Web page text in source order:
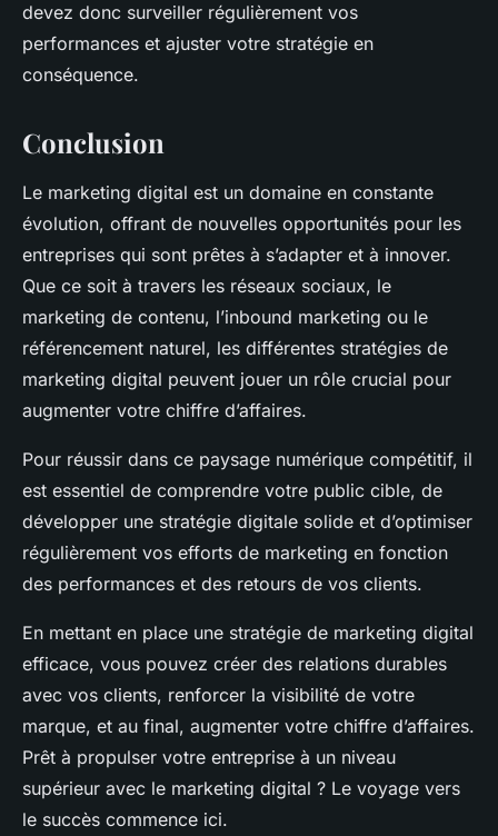
devez donc surveiller régulièrement vos
performances et ajuster votre stratégie en
conséquence.
Conclusion
Le marketing digital est un domaine en constante
évolution, offrant de nouvelles opportunités pour les
entreprises qui sont prêtes à s’adapter et à innover.
Que ce soit à travers les réseaux sociaux, le
marketing de contenu, l’inbound marketing ou le
référencement naturel, les différentes stratégies de
marketing digital peuvent jouer un rôle crucial pour
augmenter votre chiffre d’affaires.
Pour réussir dans ce paysage numérique compétitif, il
est essentiel de comprendre votre public cible, de
développer une stratégie digitale solide et d’optimiser
régulièrement vos efforts de marketing en fonction
des performances et des retours de vos clients.
En mettant en place une stratégie de marketing digital
efficace, vous pouvez créer des relations durables
avec vos clients, renforcer la visibilité de votre
marque, et au final, augmenter votre chiffre d’affaires.
Prêt à propulser votre entreprise à un niveau
supérieur avec le marketing digital ? Le voyage vers
le succès commence ici.